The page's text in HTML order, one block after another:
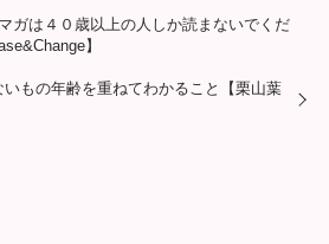
ガは４０歳以上の人しか読まないでくだ
】
もの年齢を重ねてわかること【栗山葉